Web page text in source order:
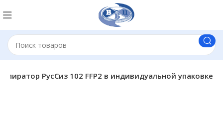
РусСиз 102 FFP2 в индивидуальной упаковке